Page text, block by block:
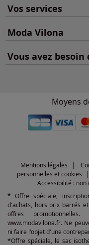
Vos services
Moda Vilona
Vous avez besoin
Moyens
Mentions légales
personnelles et cookies
Accessibilité : non
* Offre spéciale,
d'achats, hors prix barrés
offres
www.modavilona.fr. Ne
ni faire l'objet d'une
*Offre spéciale, le sac